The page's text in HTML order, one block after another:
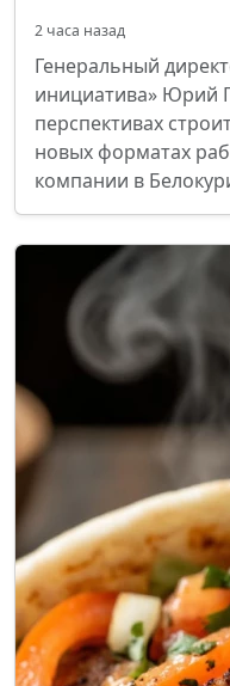
2 часа назад
Генеральный
инициатива» Юрий
перспективах
новых форматах
компании в